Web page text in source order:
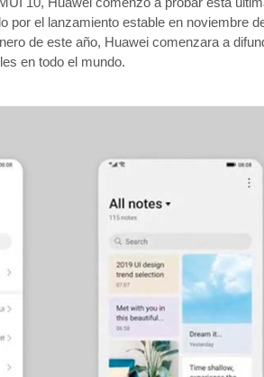
por el lanzamiento estable en noviembre
de este año, Huawei comenzara a
en todo el mundo.